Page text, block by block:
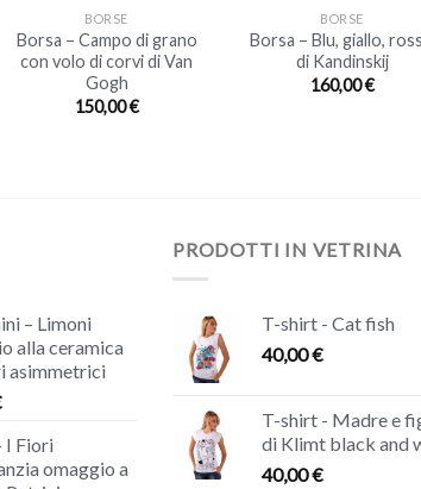
BORSE
Borsa – Campo di grano
con volo di corvi di Van
Gogh
150,00€
BORSE
Borsa – Blu, giallo,
di Kandinskij
160,00€
– Limoni
alla ceramica
asimmetrici
I Fiori
omaggio a
PRODOTTI IN VETRINA
T-shirt - Cat fish
40,00€
T-shirt - Madre e
di Klimt black and
40,00€